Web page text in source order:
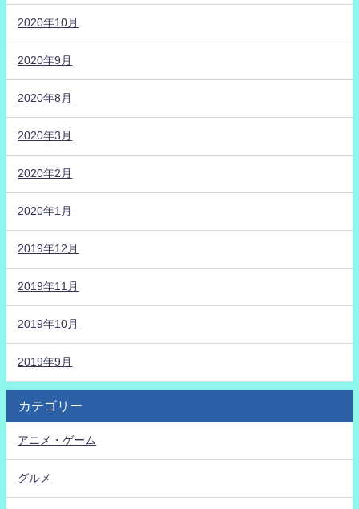
2020年10月
2020年9月
2020年8月
2020年3月
2020年2月
2020年1月
2019年12月
2019年11月
2019年10月
2019年9月
カテゴリー
アニメ・ゲーム
グルメ